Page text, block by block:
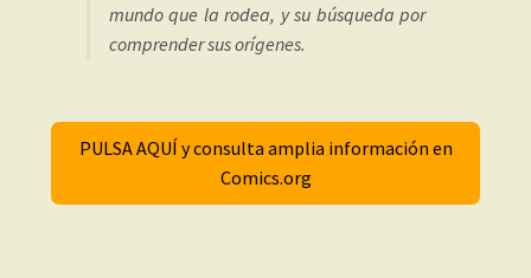
mundo que la rodea, y su búsqueda por
comprender sus orígenes.
PULSA AQUÍ y consulta amplia información en
Comics.org